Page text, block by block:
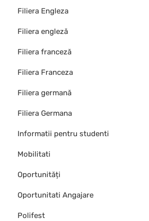
Filiera Engleza
Filiera engleză
Filiera franceză
Filiera Franceza
Filiera germană
Filiera Germana
Informatii pentru studenti
Mobilitati
Oportunități
Oportunitati Angajare
Polifest